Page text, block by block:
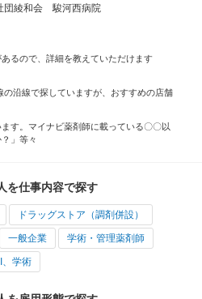
団綾和会 駿河西病院
るので、詳細を教えていただけます
の沿線で探していますが、おすすめの店舗
す。マイナビ薬剤師に載っている〇〇以
」等々
を仕事内容で探す
ドラッグストア（調剤併設）
一般企業 学術・管理薬剤師
、学術